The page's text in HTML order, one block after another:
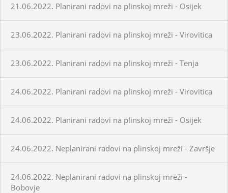
21.06.2022. Planirani radovi na plinskoj mreži - Osijek
23.06.2022. Planirani radovi na plinskoj mreži - Virovitica
23.06.2022. Planirani radovi na plinskoj mreži - Tenja
24.06.2022. Planirani radovi na plinskoj mreži - Virovitica
24.06.2022. Planirani radovi na plinskoj mreži - Osijek
24.06.2022. Neplanirani radovi na plinskoj mreži - Završje
24.06.2022. Neplanirani radovi na plinskoj mreži -
Bobovje